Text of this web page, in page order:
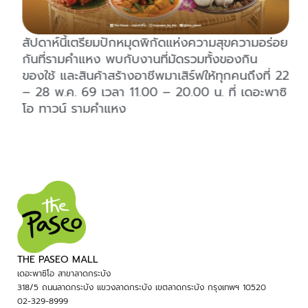
สัปดาห์นี้เตรียมปักหมุดพิกัดแห่งความสุขความอร่อย
กันที่รามคำแหง พบกับงานที่มัดรวมทั้งของกิน
ของใช้ และสินค้าสร้างอาชีพมาเสิร์ฟให้ทุกคนถึงที่ 22
– 28 พ.ค. 69 เวลา 11.00 – 20.00 น. ที่ เดอะพาซิ
โอ ทาวน์ รามคำแหง
THE PASEO MALL
เดอะพาซิโอ สาขาลาดกระบัง
318/5 ถนนลาดกระบัง แขวงลาดกระบัง เขตลาดกระบัง กรุงเทพฯ 10520
02-329-8999